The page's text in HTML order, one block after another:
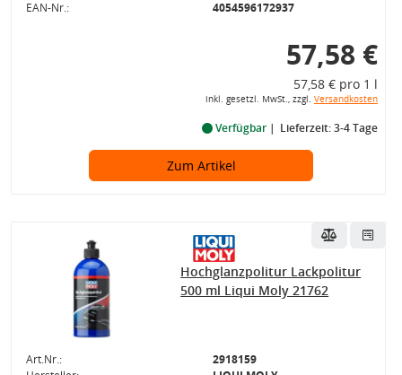
EAN-Nr.:
4054596172937
57,58 €
57,58 € pro 1 l
inkl. gesetzl. MwSt., zzgl. Versandkosten
Verfügbar Lieferzeit: 3-4 Tage
Zum Artikel
Hochglanzpolitur Lackpolitur
500 ml Liqui Moly 21762
Art.Nr.:
2918159